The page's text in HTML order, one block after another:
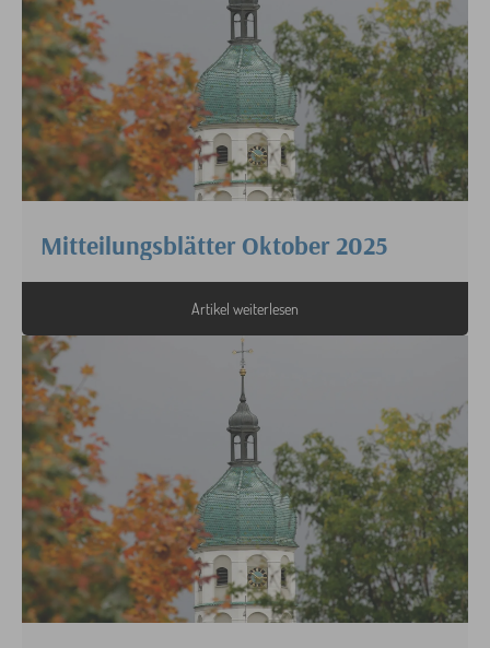
Mitteilungsblätter Oktober 2025
Artikel weiterlesen